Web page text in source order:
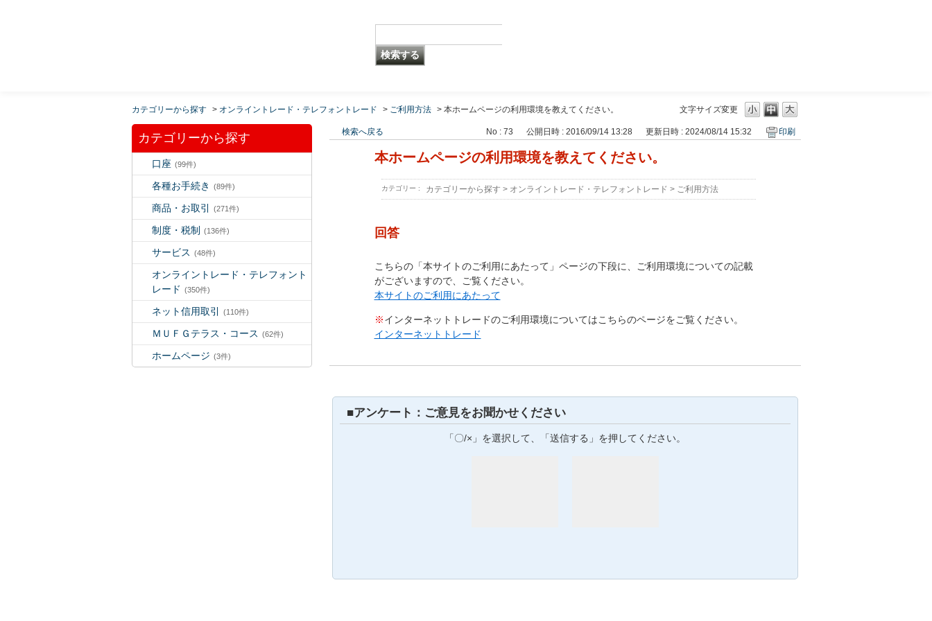
文字サイズ変更
カテゴリーから探す > オンライントレード・テレフォントレード > ご利用方法 > 本ホームページの利用環境を教えてください。
カテゴリーから探す
口座 (99件)
各種お手続き (89件)
商品・お取引 (271件)
制度・税制 (136件)
サービス (48件)
オンライントレード・テレフォント
レード (350件)
ネット信用取引 (110件)
ＭＵＦＧテラス・コース (62件)
ホームページ (3件)
検索へ戻る No : 73 公開日時 : 2016/09/14 13:28 更新日時 : 2024/08/14 15:32 印刷
本ホームページの利用環境を教えてください。
カテゴリー : カテゴリーから探す > オンライントレード・テレフォントレード > ご利用方法
回答
こちらの「本サイトのご利用にあたって」ページの下段に、ご利用環境についての記載
がございますので、ご覧ください。
本サイトのご利用にあたって
※インターネットトレードのご利用環境についてはこちらのページをご覧ください。
インターネットトレード
■アンケート：ご意見をお聞かせください
「〇/×」を選択して、「送信する」を押してください。